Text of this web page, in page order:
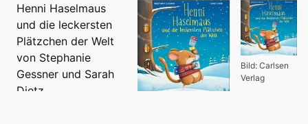
Bild: Carlsen
Verlag
Henni Haselmaus
und die leckersten
Plätzchen der Welt
von Stephanie
Gessner und Sarah
Dietz